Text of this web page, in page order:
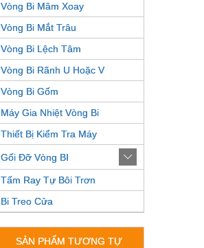
Vòng Bi Mâm Xoay
Vòng Bi Mắt Trâu
Vòng Bi Lệch Tâm
Vòng Bi Rãnh U Hoặc V
Vòng Bi Gốm
Máy Gia Nhiệt Vòng Bi
Thiết Bị Kiểm Tra Máy
Gối Đỡ Vòng BI
Tấm Ray Tự Bôi Trơn
Bi Treo Cửa
SẢN PHẨM TƯƠNG TỰ